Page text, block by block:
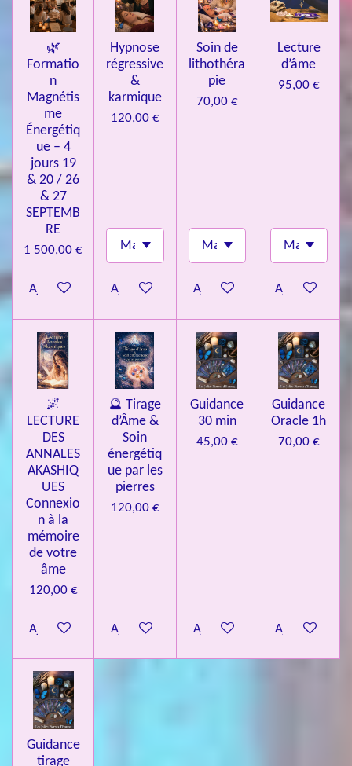
🌿
Formatio
n
Magnétis
me
Énergétiq
ue – 4
jours 19
& 20 / 26
& 27
SEPTEMB
RE
1 500,00 €
Ajouter au panier
Hypnose
régressive
&
karmique
120,00 €
Ajouter au panier
Soin de
lithothéra
pie
70,00 €
Ajouter au panier
Lecture
d’âme
95,00 €
Ajouter au
🌌
LECTURE
DES
ANNALES
AKASHIQ
UES
Connexio
n à la
mémoire
de votre
âme
120,00 €
Ajouter au panier
🔮 Tirage
d’Âme &
Soin
énergétiq
ue par les
pierres
120,00 €
Ajouter au panier
Guidance
30 min
45,00 €
Ajouter au panier
Guidance
Oracle 1h
70,00 €
Ajouter au
Guidance
tirage